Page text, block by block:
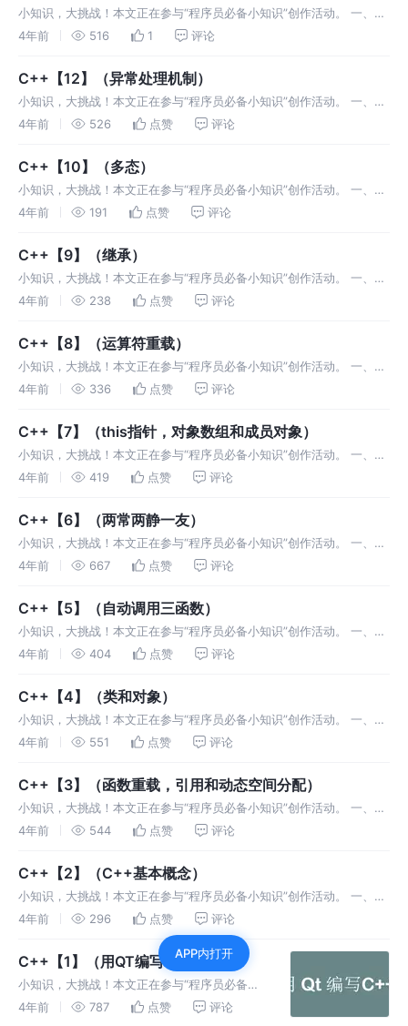
小知识，大挑战！本文正在参与“程序员必备小知识”创作活动。 一、
STL - 标准模板库 http://www.cplusplus.com/reference/
4年前 516 1 评论
C++【12】（异常处理机制）
小知识，大挑战！本文正在参与“程序员必备小知识”创作活动。 一、异
常处理机制 1.1 相关概念 面向对象一般都有异常处理机制，异常处理就
常
4年前 526 点赞 评论
C++【10】（多态）
小知识，大挑战！本文正在参与“程序员必备小知识”创作活动。 一、动
态多态 1.1 相关概念 多态：主要指函数的地址确定的时机，是在编译时
4年前 191 点赞 评论
C++【9】（继承）
小知识，大挑战！本文正在参与“程序员必备小知识”创作活动。 一、继
承 1.1 相关概念 C++最重要的特征是代码重用，通过继承机制可以利用
4年前 238 点赞 评论
C++【8】（运算符重载）
小知识，大挑战！本文正在参与“程序员必备小知识”创作活动。 一、运
算符重载 1.1 基本概念 运算符重载，就是对已有的运算符重新进行定
4年前 336 点赞 评论
C++【7】（this指针，对象数组和成员对象）
小知识，大挑战！本文正在参与“程序员必备小知识”创作活动。 一、
this指针 是一个隐藏在类的成员函数中的一个形参，是一个类类型的指
4年前 419 点赞 评论
C++【6】（两常两静一友）
小知识，大挑战！本文正在参与“程序员必备小知识”创作活动。 一、常
函数（常成员函数）和常对象 1.1 常函数 常函数，也就是常成员函数 在
4年前 667 点赞 评论
C++【5】（自动调用三函数）
小知识，大挑战！本文正在参与“程序员必备小知识”创作活动。 一、浅
拷贝和深拷贝 浅拷贝： 同一块空间释放两次，称之为浅拷贝，会造成
问题
4年前 404 点赞 评论
C++【4】（类和对象）
小知识，大挑战！本文正在参与“程序员必备小知识”创作活动。 一、类
和对象 1.1 类和对象的基本使用 1.1.1 类和对象的简单使用 类和结构体唯
4年前 551 点赞 评论
C++【3】（函数重载，引用和动态空间分配）
小知识，大挑战！本文正在参与“程序员必备小知识”创作活动。 一、函
数重载 在C++语言中，一个程序里面，如果多个函数的功能相同，但是
个。
4年前 544 点赞 评论
C++【2】（C++基本概念）
小知识，大挑战！本文正在参与“程序员必备小知识”创作活动。 一、为
什么学习C++ C++是C语言的升级版，在C语言的基础上添加了面向对
象的思想，C++既可以底层编程，也可以图形界面编程，也可以数据处
理
4年前 296 点赞 评论
C++【1】（用QT编写C++）
小知识，大挑战！本文正在参与“程序员必备小
知识”创作活动。 一、第一个C++程序 1.1 在
4年前 787 点赞 评论
APP内打开